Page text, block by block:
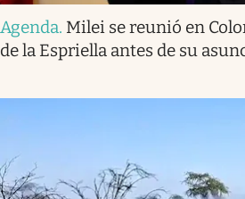
Agenda. Milei se reunió en
de la Espriella antes de su